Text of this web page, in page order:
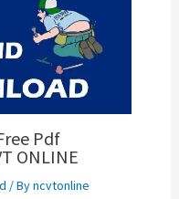
Pdf
ONLINE
/ Byncvtonline